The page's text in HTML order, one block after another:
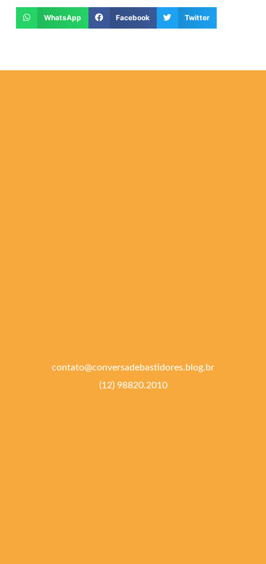
WhatsApp Facebook Twitter
contato@conversadebastidores.blog.br
(12) 98820.2010